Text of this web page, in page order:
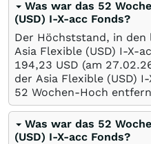
Was war das 52
(USD) I-X-acc Fonds?
Der Höchststand, in
Asia Flexible (USD) I-X-
194,23 USD (am
der Asia Flexible (USD)
52 Wochen-Hoch
Was war das 52
(USD) I-X-acc Fonds?